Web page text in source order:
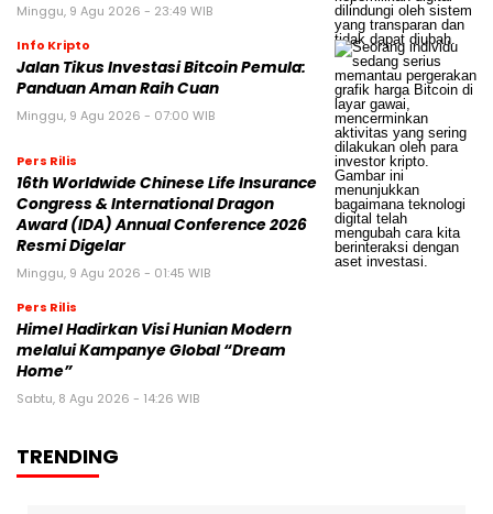
Minggu, 9 Agu 2026 - 23:49 WIB
Info Kripto
Jalan Tikus Investasi Bitcoin Pemula:
Panduan Aman Raih Cuan
Minggu, 9 Agu 2026 - 07:00 WIB
Pers Rilis
16th Worldwide Chinese Life Insurance
Congress & International Dragon
Award (IDA) Annual Conference 2026
Resmi Digelar
Minggu, 9 Agu 2026 - 01:45 WIB
Pers Rilis
Himel Hadirkan Visi Hunian Modern
melalui Kampanye Global “Dream
Home”
Sabtu, 8 Agu 2026 - 14:26 WIB
TRENDING